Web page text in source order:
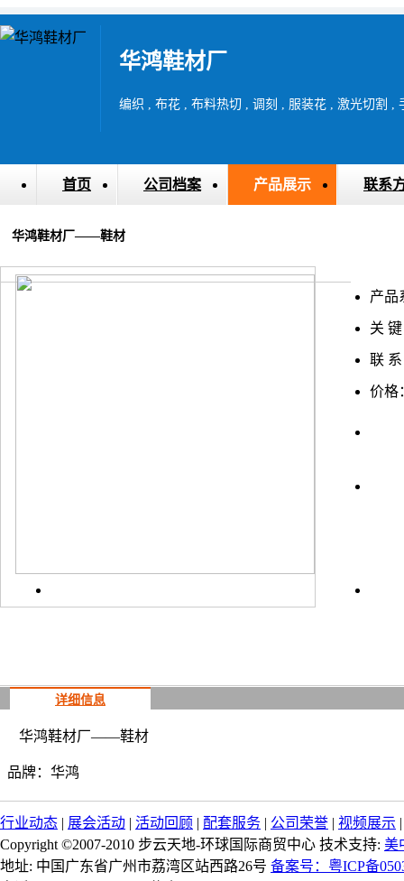
华鸿鞋材厂
首页 公司档案 产品展示 联系
华鸿鞋材厂——鞋材
产品
关
联
价格
详细信息
华鸿鞋材厂——鞋材
品牌：华鸿
行业动态 | 展会活动 | 活动回顾 | 配套服务 | 公司荣誉 | 视频展示
Copyright ©2007-2010 步云天地-环球国际商贸中心 技术支持: 美
地址: 中国广东省广州市荔湾区站西路26号 备案号：粤ICP备